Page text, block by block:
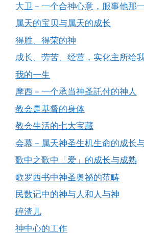
大卫－一个合神心意，服事他那
属天的宝贝与属天的成长
得胜、得荣的神
成长、劳苦、经营，实化主所给
我的一生
摩西－一个承当神圣託付的神人
教会是基督的身体
教会生活的七大宝藏
会幕－属天神圣生机生命的成长
歌中之歌中「爱」的成长与成熟
歌罗西书中神圣奥祕的范畴
民数记中的神与人和人与神
碎渣儿
神中心的工作